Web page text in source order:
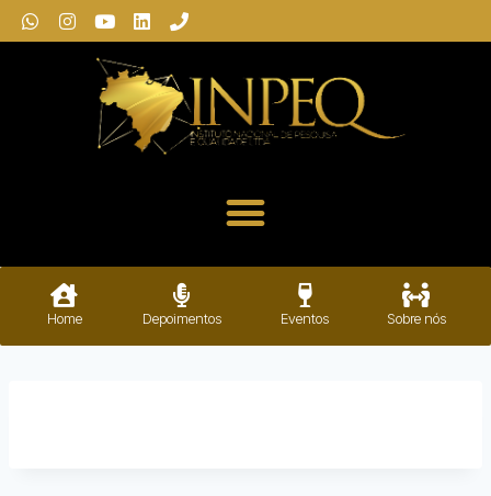
Home Depoimentos Eventos Sobre nós